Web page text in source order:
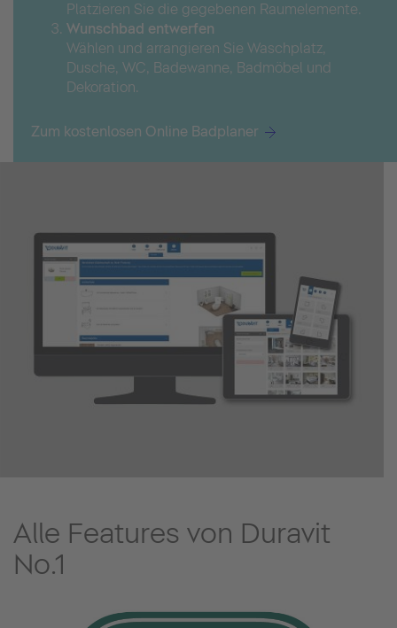
Platzieren Sie die gegebenen Raumelemente.
Wunschbad entwerfen
Wählen und arrangieren Sie Waschplatz,
Dusche, WC, Badewanne, Badmöbel und
Dekoration.
Zum kostenlosen Online Badplaner
Alle Features von Duravit
No.1